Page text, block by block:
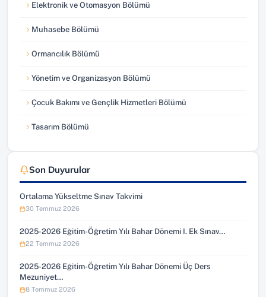
Elektronik ve Otomasyon Bölümü
Muhasebe Bölümü
Ormancılık Bölümü
Yönetim ve Organizasyon Bölümü
Çocuk Bakımı ve Gençlik Hizmetleri Bölümü
Tasarım Bölümü
Son Duyurular
Ortalama Yükseltme Sınav Takvimi
30 Temmuz 2026
2025-2026 Eğitim-Öğretim Yılı Bahar Dönemi I. Ek Sınav…
22 Temmuz 2026
2025-2026 Eğitim-Öğretim Yılı Bahar Dönemi Üç Ders
Mezuniyet…
8 Temmuz 2026